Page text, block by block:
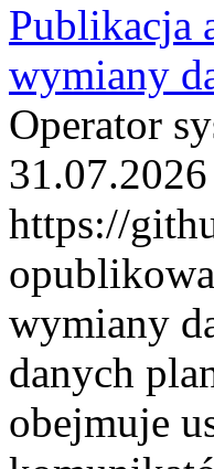
Publikacja
wymiany
Operator
https://
wymiany
danych
obejmuje